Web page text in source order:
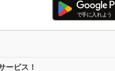
ービス！